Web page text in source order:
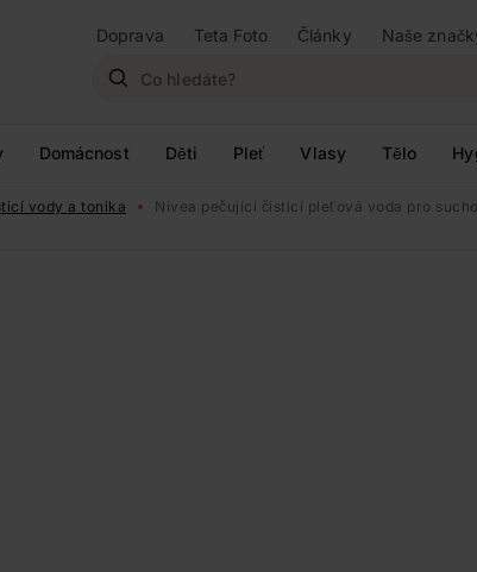
Doprava Teta Foto Články Naše
Domácnost Děti Pleť Vlasy Tělo
vody a tonika Nivea pečující čisticí pleťová voda pro